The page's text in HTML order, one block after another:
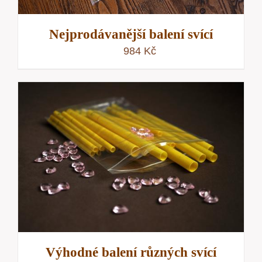
Nejprodávanější balení svící
984 Kč
Výhodné balení různých svící